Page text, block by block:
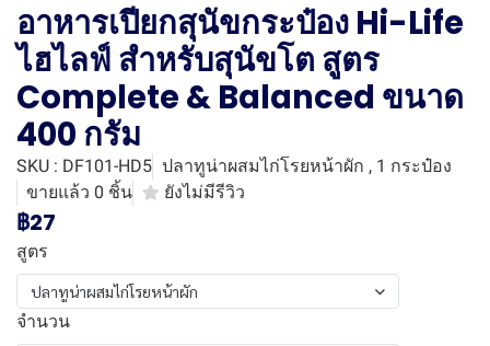
อาหารเปียกสุนัขกระป๋อง Hi-Life
ไฮไลฟ์ สำหรับสุนัขโต สูตร
Complete & Balanced ขนาด
400 กรัม
SKU : DF101-HD5 ปลาทูน่าผสมไก่โรยหน้าผัก , 1 กระป๋อง
ขายแล้ว 0 ชิ้น
ยังไม่มีรีวิว
฿27
สูตร
ปลาทูน่าผสมไก่โรยหน้าผัก
จำนวน